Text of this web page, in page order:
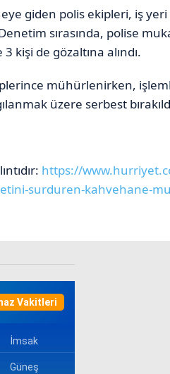
giden polis ekipleri, iş
sırasında, polise
kişi de gözaltına alındı.
mühürlenirken,
üzere serbest
https://
surduren-kahvehane-
Vakitleri
İmsak
Güneş